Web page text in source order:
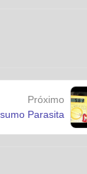
Próximo
Parasita